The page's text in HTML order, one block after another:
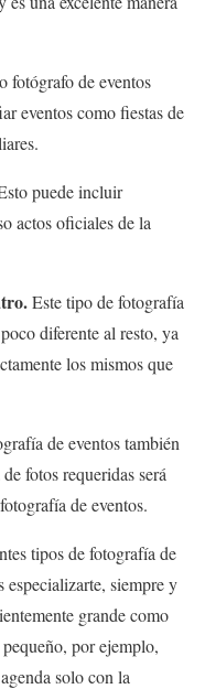
fotógrafo de eventos
eventos como fiestas de
puede incluir
actos oficiales de la
Este tipo de fotografía
diferente al resto, ya
los mismos que
de eventos también
fotos requeridas será
de eventos.
tipos de fotografía de
especializarte, siempre y
grande como
por ejemplo,
solo con la